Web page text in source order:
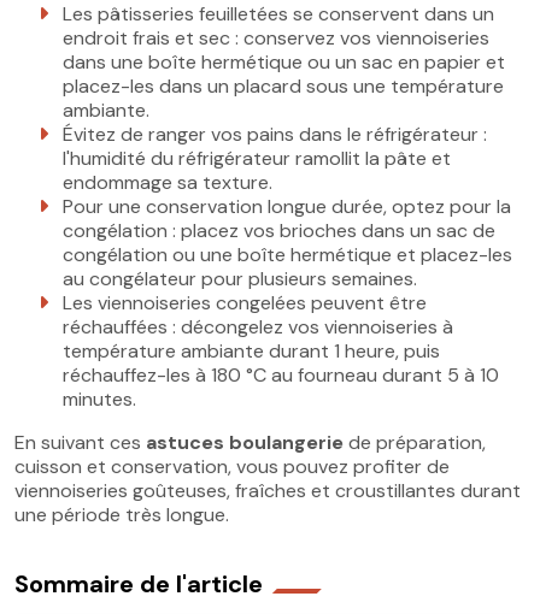
Les pâtisseries feuilletées se conservent dans un
endroit frais et sec : conservez vos viennoiseries
dans une boîte hermétique ou un sac en papier et
placez-les dans un placard sous une température
ambiante.
Évitez de ranger vos pains dans le réfrigérateur :
l'humidité du réfrigérateur ramollit la pâte et
endommage sa texture.
Pour une conservation longue durée, optez pour la
congélation : placez vos brioches dans un sac de
congélation ou une boîte hermétique et placez-les
au congélateur pour plusieurs semaines.
Les viennoiseries congelées peuvent être
réchauffées : décongelez vos viennoiseries à
température ambiante durant 1 heure, puis
réchauffez-les à 180 °C au fourneau durant 5 à 10
minutes.
En suivant ces astuces boulangeriede préparation,
cuisson et conservation, vous pouvez profiter de
viennoiseries goûteuses, fraîches et croustillantes durant
une période très longue.
Sommaire de l'article